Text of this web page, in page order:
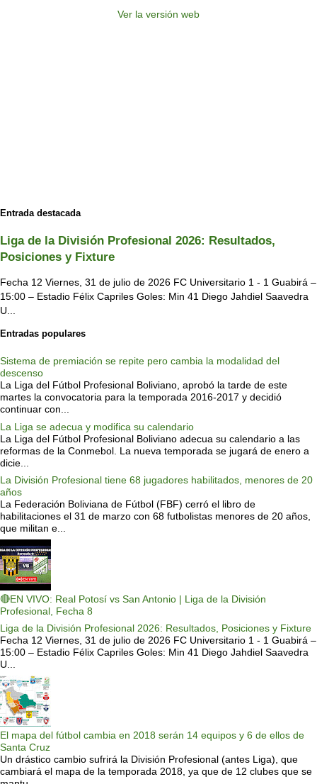
Ver la versión web
Entrada destacada
Liga de la División Profesional 2026: Resultados,
Posiciones y Fixture
Fecha 12 Viernes, 31 de julio de 2026 FC Universitario 1 - 1 Guabirá –
15:00 – Estadio Félix Capriles Goles: Min 41 Diego Jahdiel Saavedra
U...
Entradas populares
Sistema de premiación se repite pero cambia la modalidad del
descenso
La Liga del Fútbol Profesional Boliviano, aprobó la tarde de este
martes la convocatoria para la temporada 2016-2017 y decidió
continuar con...
La Liga se adecua y modifica su calendario
La Liga del Fútbol Profesional Boliviano adecua su calendario a las
reformas de la Conmebol. La nueva temporada se jugará de enero a
dicie...
La División Profesional tiene 68 jugadores habilitados, menores de 20
años
La Federación Boliviana de Fútbol (FBF) cerró el libro de
habilitaciones el 31 de marzo con 68 futbolistas menores de 20 años,
que militan e...
🔴EN VIVO: Real Potosí vs San Antonio | Liga de la División
Profesional, Fecha 8
Liga de la División Profesional 2026: Resultados, Posiciones y Fixture
Fecha 12 Viernes, 31 de julio de 2026 FC Universitario 1 - 1 Guabirá –
15:00 – Estadio Félix Capriles Goles: Min 41 Diego Jahdiel Saavedra
U...
El mapa del fútbol cambia en 2018 serán 14 equipos y 6 de ellos de
Santa Cruz
Un drástico cambio sufrirá la División Profesional (antes Liga), que
cambiará el mapa de la temporada 2018, ya que de 12 clubes que se